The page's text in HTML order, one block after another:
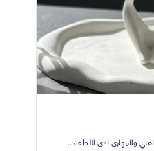
والمهاري لدى الأطف...